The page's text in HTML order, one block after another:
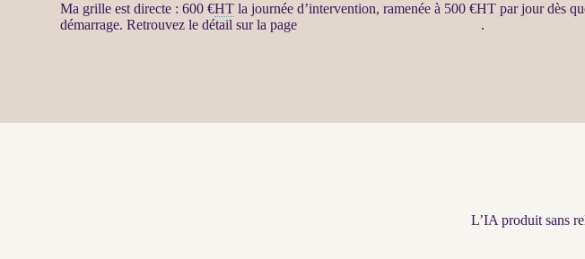
Ma grille est directe : 600 €HT la journée d’intervention, ramenée à 500 €HT par jour dès
démarrage. Retrouvez le détail sur la page
.
L’IA produit sans